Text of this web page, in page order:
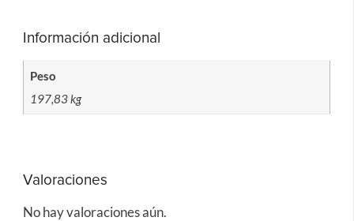
Información adicional
Peso
197,83 kg
Valoraciones
No hay valoraciones aún.